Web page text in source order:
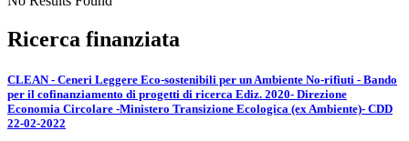
Ricerca finanziata
CLEAN - Ceneri Leggere Eco-sostenibili per un Ambiente No-rifiuti - Bando
per il cofinanziamento di progetti di ricerca Ediz. 2020- Direzione
Economia Circolare -Ministero Transizione Ecologica (ex Ambiente)- CDD
22-02-2022